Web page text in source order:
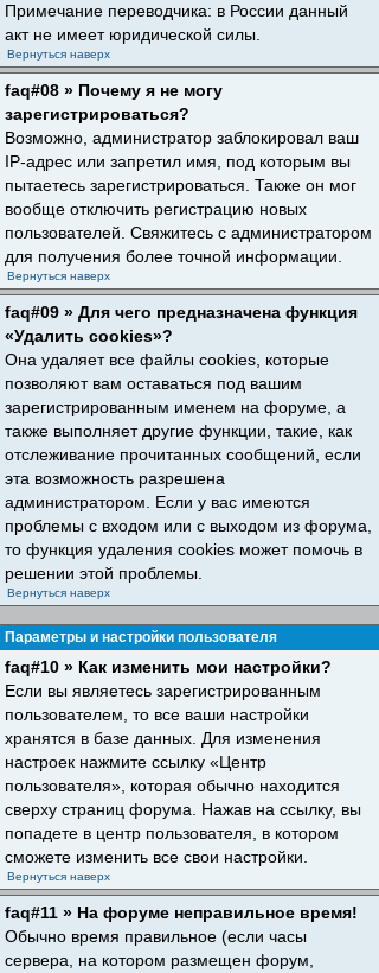
Примечание переводчика: в России данный
акт не имеет юридической силы.
Вернуться наверх
faq#08 » Почему я не могу
зарегистрироваться?
Возможно, администратор заблокировал ваш
IP-адрес или запретил имя, под которым вы
пытаетесь зарегистрироваться. Также он мог
вообще отключить регистрацию новых
пользователей. Свяжитесь с администратором
для получения более точной информации.
Вернуться наверх
faq#09 » Для чего предназначена функция
«Удалить cookies»?
Она удаляет все файлы cookies, которые
позволяют вам оставаться под вашим
зарегистрированным именем на форуме, а
также выполняет другие функции, такие, как
отслеживание прочитанных сообщений, если
эта возможность разрешена
администратором. Если у вас имеются
проблемы с входом или с выходом из форума,
то функция удаления cookies может помочь в
решении этой проблемы.
Вернуться наверх
Параметры и настройки пользователя
faq#10 » Как изменить мои настройки?
Если вы являетесь зарегистрированным
пользователем, то все ваши настройки
хранятся в базе данных. Для изменения
настроек нажмите ссылку «Центр
пользователя», которая обычно находится
сверху страниц форума. Нажав на ссылку, вы
попадете в центр пользователя, в котором
сможете изменить все свои настройки.
Вернуться наверх
faq#11 » На форуме неправильное время!
Обычно время правильное (если часы
сервера, на котором размещен форум,